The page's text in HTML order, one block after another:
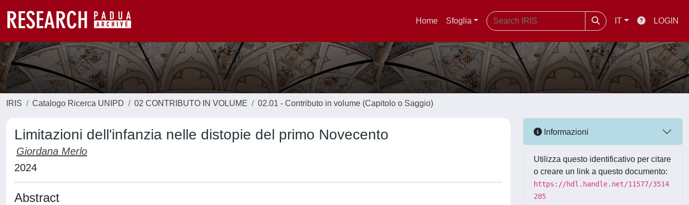
Home Sfoglia IT LOGIN
IRIS Catalogo Ricerca UNIPD 02 CONTRIBUTO IN VOLUME 02.01 - Contributo in volume (Capitolo o Saggio)
Limitazioni dell'infanzia nelle distopie del primo Novecento
Giordana Merlo
2024
Abstract
Informazioni
Utilizza questo identificativo per citare
o creare un link a questo documento:
https://hdl.handle.net/11577/3514
285